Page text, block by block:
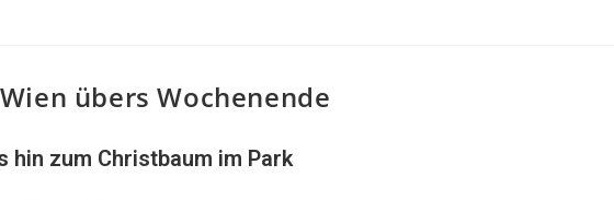
übers Wochenende
hin zum Christbaum im Park